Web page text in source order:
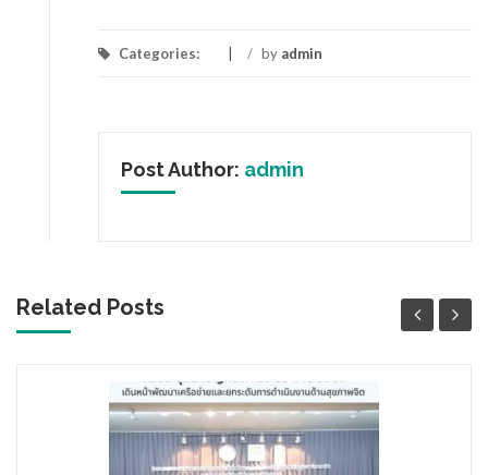
Categories: / by admin
Post Author: admin
Related Posts